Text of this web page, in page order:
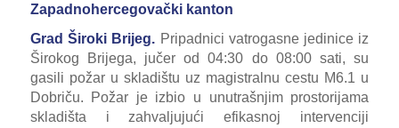
Zapadnohercegovački kanton
Grad Široki Brijeg. Pripadnici vatrogasne jedinice iz
Širokog Brijega, jučer od 04:30 do 08:00 sati, su
gasili požar u skladištu uz magistralnu cestu M6.1 u
Dobriču. Požar je izbio u unutrašnjim prostorijama
skladišta i zahvaljujući efikasnoj intervenciji